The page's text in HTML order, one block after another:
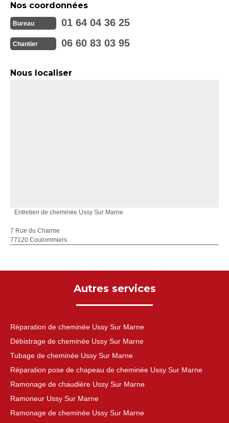
Nos coordonnées
Bureau 01 64 04 36 25
Chantier 06 60 83 03 95
Nous localiser
Entretien de cheminée Ussy Sur Marne
7 Rue du Charme
77120 Coulommiers
Autres services
Réparation de cheminée Ussy Sur Marne
Débistrage de cheminée Ussy Sur Marne
Tubage de cheminée Ussy Sur Marne
Réparation pose de chapeau de cheminée Ussy Sur Marne
Ramonage de chaudière Ussy Sur Marne
Ramoneur Ussy Sur Marne
Ramonage de cheminée Ussy Sur Marne